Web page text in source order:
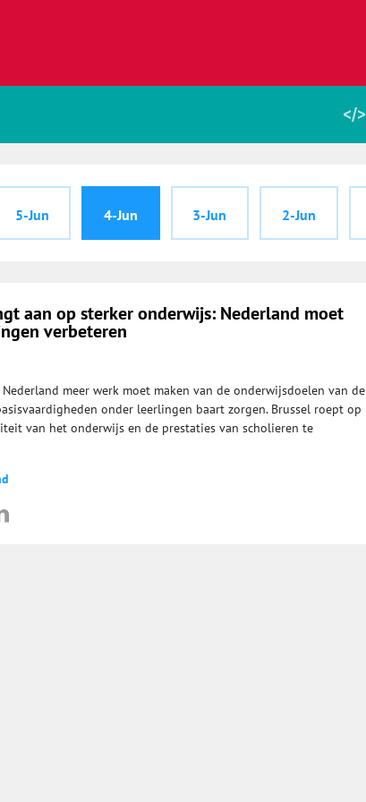
5-Jun 4-Jun 3-Jun 2-Jun
aan op sterker onderwijs: Nederland moet
verbeteren
meer werk moet maken van de onderwijsdoelen van de
onder leerlingen baart zorgen. Brussel roept op
van het onderwijs en de prestaties van scholieren te